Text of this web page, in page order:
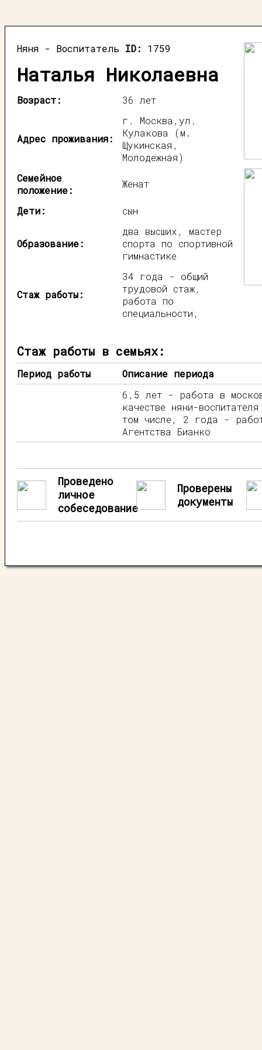
Няня - Воспитатель ID: 1759
Наталья Николаевна
Возраст: 36 лет
Адрес проживания:
г. Москва,ул.
Кулакова (м.
Щукинская,
Молодежная)
Семейное
положение:
Женат
Дети: сын
Образование:
два высших, мастер
спорта по спортивной
гимнастике
Стаж работы:
34 года - общий
трудовой стаж,
работа по
специальности,
Стаж работы в семьях:
Период работы
Описание периода
6,5 лет - работа в
качестве няни-
том числе, 2 года -
Агентства Бианко
Проведено
личное
собеседование
Проверены
документы